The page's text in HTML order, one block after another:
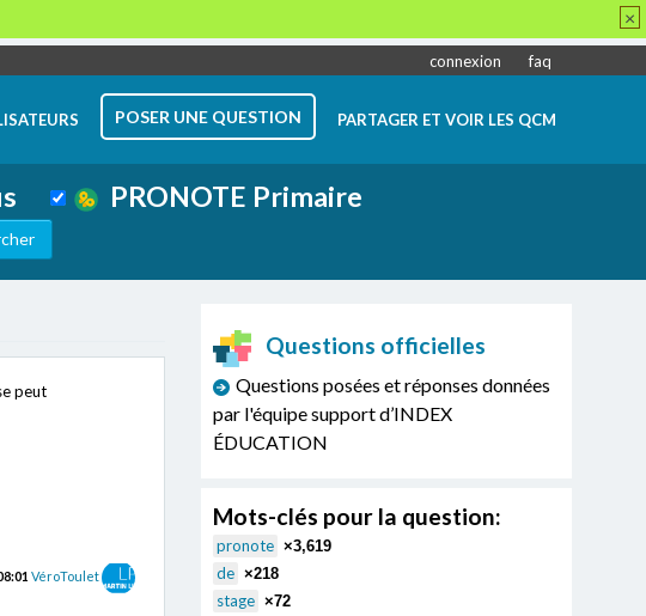
connexion faq
POSER UNE QUESTION PARTAGER ET VOIR LES QCM
PRONOTE Primaire
peut
VéroToulet
Questions officielles
Questions posées et réponses données
par l'équipe support d’INDEX
ÉDUCATION
Mots-clés pour la question:
pronote ×3,619
de ×218
stage ×72
×